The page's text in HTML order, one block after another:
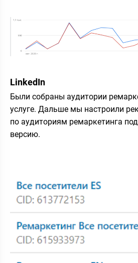
LinkedIn
Были собраны аудитории
услуге. Дальше мы настроили
по аудиториям ремаркетинга
версию.